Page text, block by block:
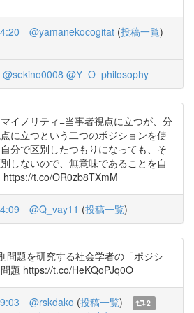
@yamanekocogitat (投稿一覧)
@sekino0008 @Y_O_philosophy
イノリティ=当事者視点に立つが、分
に立つという二つのポジションを使
分で区別したつもりになっても、そ
しないので、無意味であることを自
t.co/OR0zb8TXmM
@Q_vay11 (投稿一覧)
問題を研究する社会学者の「ポジシ
題 https://t.co/HeKQoPJq0O
@rskdako (投稿一覧)
2